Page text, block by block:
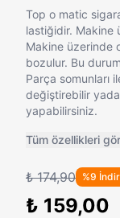
Top o matic
lastiğidir. Makine
Makine üzerinde
bozulur. Bu
Parça somunları
değiştirebilir
yapabilirsiniz.
Tüm özellikleri
₺ 174,90 %9
₺ 159,00